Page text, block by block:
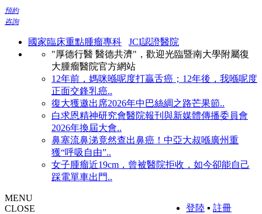
預約
咨詢
國家臨床重點腫瘤專科
JCI認證醫院
"厚德行醫 醫德共濟"，歡迎光臨暨南大學附屬復
大腫瘤醫院官方網站
12年前，媽咪喺呢度打贏舌癌；12年後，我喺呢度
正面交鋒乳癌..
復大獲邀出席2026年中巴絲綢之路芒果節..
白求恩精神研究會醫院報刊與新媒體傳播委員會
2026年換屆大會..
鼻塞流鼻涕竟然查出鼻癌！中亞大叔喺廣州重
獲“呼吸自由”..
女子腫瘤近19cm，曾被醫院拒收，如今卻能自己
踩電單車出門..
登陸 ▪ 註冊
MENU
CLOSE